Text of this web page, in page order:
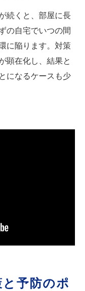
続くと、部屋に長
の自宅でいつの間
に陥ります。対策
顕在化し、結果と
になるケースも少
予防のポ